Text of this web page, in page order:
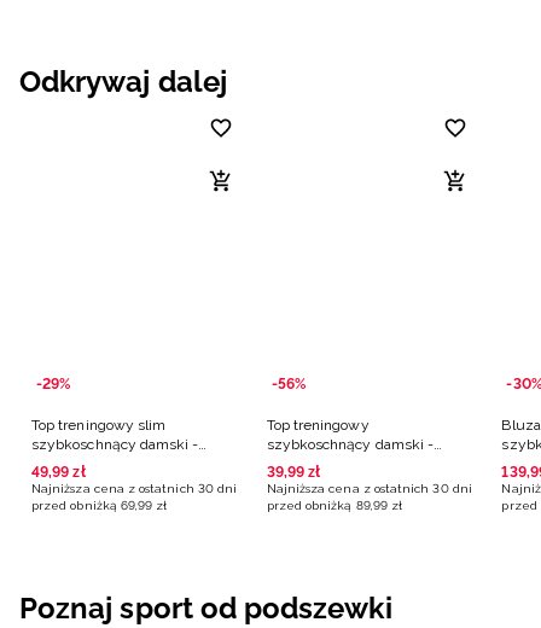
Odkrywaj dalej
-29%
Top treningowy slim
szybkoschnący damski -
czarny
49,99 zł
Najniższa cena z ostatnich 30 dni
przed obniżką 69,99 zł
-56%
Top treningowy
szybkoschnący damski -
czarny
39,99 zł
Najniższa cena z ostatnich 30 dni
przed obniżką 89,99 zł
-30%
139,
przed
Poznaj sport od podszewki